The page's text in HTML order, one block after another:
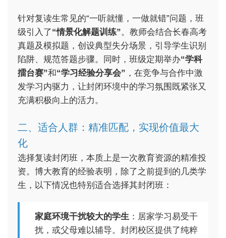
针对复读生常见的“一听就懂，一做就错”问题，班
级引入了“情景化解题训练”。教师会结合长春高考
真题及模拟题，创设典型失分场景，引导学生识别
陷阱、规范答题步骤。同时，班级定期举办“学科
擂台赛”和“学习经验分享会” ，在竞争与合作中激
发学习内驱力，让封闭环境中的学习氛围既紧张又
充满积极向上的活力。
二、适合人群：精准匹配，实现价值最大
化
选择复读封闭班，本质上是一次教育资源的精准投
资。博大教育的经验表明，除了之前提到的几类学
生，以下情况也特别适合选择其封闭班：
家庭环境干扰较大的学生 ：居家学习易受干
扰，或父母难以辅导。封闭校区提供了纯粹